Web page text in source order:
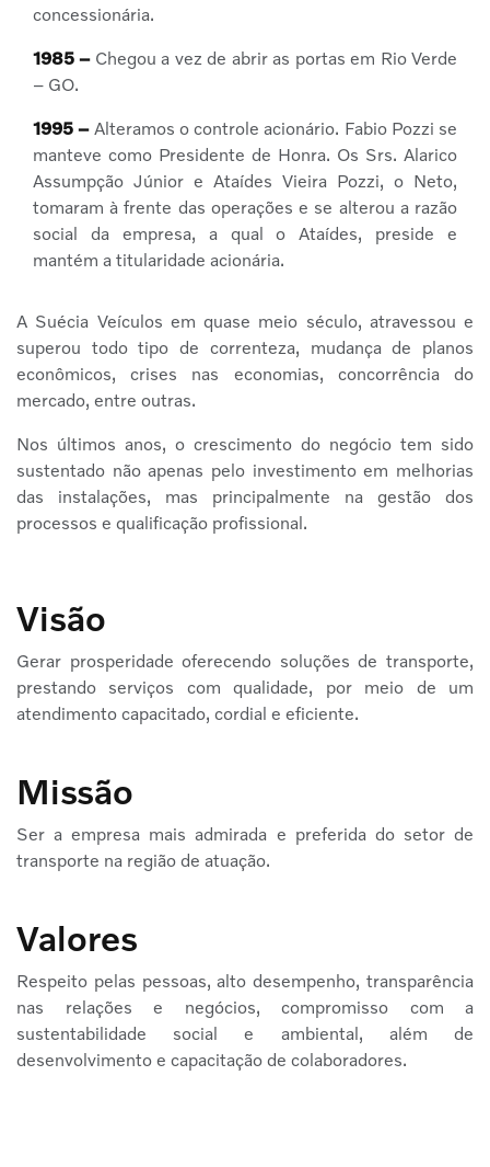
concessionária.
1985 –Chegou a vez de abrir as portas em Rio Verde
– GO.
1995 –Alteramos o controle acionário. Fabio Pozzi se
manteve como Presidente de Honra. Os Srs. Alarico
Assumpção Júnior e Ataídes Vieira Pozzi, o Neto,
tomaram à frente das operações e se alterou a razão
social da empresa, a qual o Ataídes, preside e
mantém a titularidade acionária.
A Suécia Veículos em quase meio século, atravessou e
superou todo tipo de correnteza, mudança de planos
econômicos, crises nas economias, concorrência do
mercado, entre outras.
Nos últimos anos, o crescimento do negócio tem sido
sustentado não apenas pelo investimento em melhorias
das instalações, mas principalmente na gestão dos
processos e qualificação profissional.
Visão
Gerar prosperidade oferecendo soluções de transporte,
prestando serviços com qualidade, por meio de um
atendimento capacitado, cordial e eficiente.
Missão
Ser a empresa mais admirada e preferida do setor de
transporte na região de atuação.
Valores
Respeito pelas pessoas, alto desempenho, transparência
nas relações e negócios, compromisso com a
sustentabilidade social e ambiental, além de
desenvolvimento e capacitação de colaboradores.